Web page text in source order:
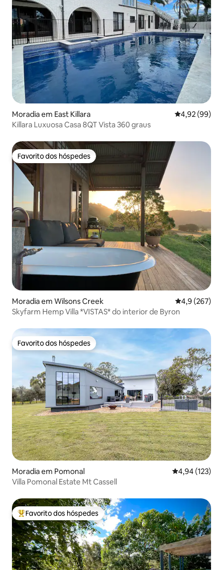
Moradia em East Killara Classificação
4,92 (99)
Killara Luxuosa Casa 8QT Vista 360 graus
Favorito dos hóspedes
Favorito dos hóspedes
Moradia em Wilsons Creek Classificação
4,9 (267)
Skyfarm Hemp Villa *VISTAS* do interior de Byron
Favorito dos hóspedes
Favorito dos hóspedes
Moradia em Pomonal Classificação
4,94 (123)
Villa Pomonal Estate Mt Cassell
Favoritos dos hóspedes mais apreciados
Favorito dos hóspedes